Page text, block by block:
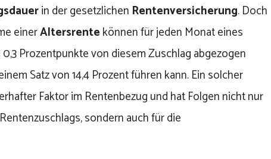
in der gesetzlichen Rentenversicherung. Doch
einerAltersrentekönnen für jeden Monat eines
Prozentpunkte von diesem Zuschlag abgezogen
Satz von 14,4 Prozent führen kann. Ein solcher
Faktor im Rentenbezug und hat Folgen nicht nur
sondern auch für die